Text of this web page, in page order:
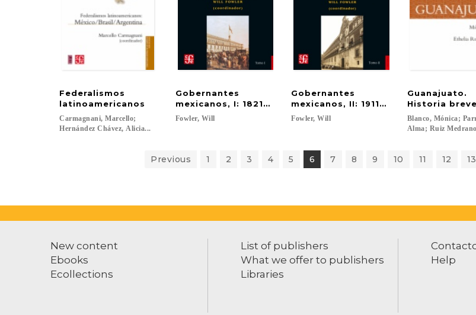
Federalismos
latinoamericanos
Carmagnani, Marcello;
Hernández Chávez, Alicia...
Gobernantes
mexicanos, I: 1821-1910
Fowler, Will
Gobernantes
mexicanos, II: 1911-2000
Fowler, Will
Guanajuato.
Historia breve
Blanco, Mónica;
Alma; Ruiz
Previous 1 2 3 4 5 6 7 8 9 10 11 12 13
New content
Ebooks
Ecollections
List of publishers
What we offer to publishers
Libraries
Help